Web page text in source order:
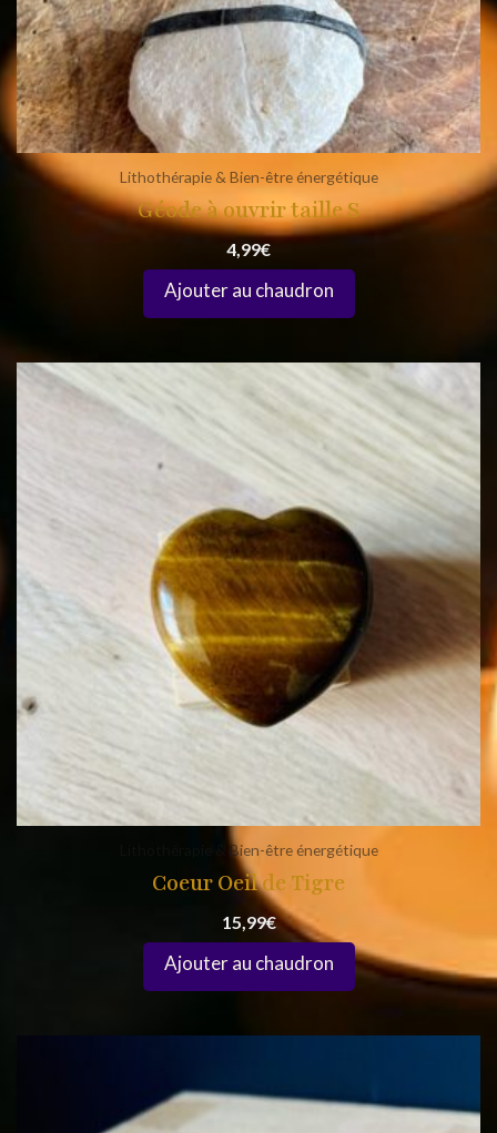
Lithothérapie & Bien-être énergétique
Géode à ouvrir taille S
4,99€
Lithothérapie & Bien-être énergétique
Coeur Oeil de Tigre
15,99€